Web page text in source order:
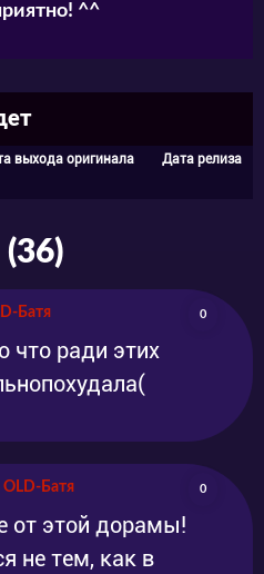
^^
выхода оригинала
Дата релиза
Батя 0
что ради этих
OLD-Батя 0
от этой дорамы!
не тем, как в